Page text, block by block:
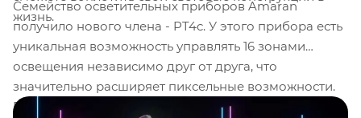
жизнь.
Семейство осветительных приборов Amaran
получило нового члена - PT4c. У этого прибора есть
уникальная возможность управлять 16 зонами
освещения независимо друг от друга, что
значительно расширяет пиксельные возможности.
PT4c переводит световые эффекты на новый